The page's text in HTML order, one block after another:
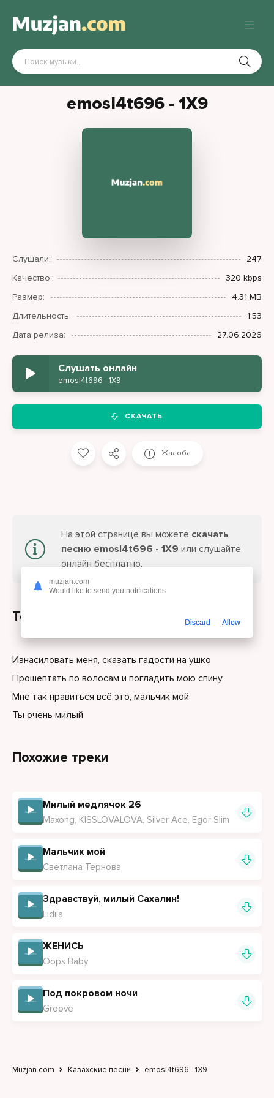
emosl4t696 - 1Х9
Слушали:
247
Качество:
320 kbps
Размер:
4.31 MB
Длительность:
1:53
Дата релиза:
27.06.2026
Слушать онлайн
emosl4t696 - 1Х9
СКАЧАТЬ
Жалоба
На этой странице вы можете скачать
песню emosl4t696 - 1Х9 или слушайте
онлайн бесплатно.
Текст песни
Изнасиловать меня, сказать гадости на ушко
Прошептать по волосам и погладить мою спину
Мне так нравиться всё это, мальчик мой
Ты очень милый
Похожие треки
Милый медлячок 26
Maxong, KISSLOVALOVA, Silver Ace, Egor Slim
Мальчик мой
Светлана Тернова
Здравствуй, милый Сахалин!
Lidiia
ЖЕНИСЬ
Oops Baby
Под покровом ночи
Groove
Muzjan.com Казахские песни emosl4t696 - 1Х9
muzjan.com
Would like to send you notifications
Discard Allow